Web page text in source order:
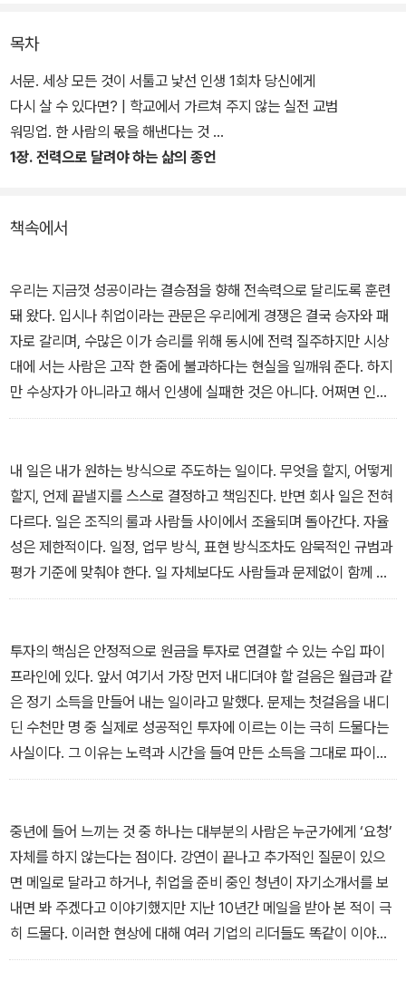
커리어를 설계하고 이어 나가는 법, 돈을 벌고 관리하는 법, 자신을 지
키는 법, 타인과 상호작용하며 일하고 성장하는 법 등과 같이 직업인
이자 생활인으로서 자기 몫의 삶을 설계하고 꾸려 가기 위해 꼭 필요
한 지식을 망라했다. 직업 전문성, 재정 관리, 관계 관리와 커뮤니케이
목차
서문. 세상 모든 것이 서툴고 낯선 인생 1회차 당신에게
다시 살 수 있다면? | 학교에서 가르쳐 주지 않는 실전 교범
워밍업. 한 사람의 몫을 해낸다는 것
1장. 전력으로 달려야 하는 삶의 종언
책속에서
우리는 지금껏 성공이라는 결승점을 향해 전속력으로 달리도록 훈련
돼 왔다. 입시나 취업이라는 관문은 우리에게 경쟁은 결국 승자와 패
자로 갈리며, 수많은 이가 승리를 위해 동시에 전력 질주하지만 시상
대에 서는 사람은 고작 한 줌에 불과하다는 현실을 일깨워 준다. 하지
만 수상자가 아니라고 해서 인생에 실패한 것은 아니다. 어쩌면 인생
의 성패는 달리는 속도보다 결승점을 통과하고 나서도 계속 땅을 딛
워밍업. 한 사람의 몫을 해낸다는 것’에서
내 일은 내가 원하는 방식으로 주도하는 일이다. 무엇을 할지, 어떻게
할지, 언제 끝낼지를 스스로 결정하고 책임진다. 반면 회사 일은 전혀
다르다. 일은 조직의 룰과 사람들 사이에서 조율되며 돌아간다. 자율
성은 제한적이다. 일정, 업무 방식, 표현 방식조차도 암묵적인 규범과
평가 기준에 맞춰야 한다. 일 자체보다도 사람들과 문제없이 함께 일
하는 능력이 성과를 좌우할 때가 많다.
투자의 핵심은 안정적으로 원금을 투자로 연결할 수 있는 수입 파이
프라인에 있다. 앞서 여기서 가장 먼저 내디뎌야 할 걸음은 월급과 같
은 정기 소득을 만들어 내는 일이라고 말했다. 문제는 첫걸음을 내디
딘 수천만 명 중 실제로 성공적인 투자에 이르는 이는 극히 드물다는
사실이다. 그 이유는 노력과 시간을 들여 만든 소득을 그대로 파이프
라인에 투입하지 않고 중간에 어디론가 새어 나가게 방치하기 때문이
다.
‘2강. 경제적 자립’에서
중년에 들어 느끼는 것 중 하나는 대부분의 사람은 누군가에게 ‘요청’
자체를 하지 않는다는 점이다. 강연이 끝나고 추가적인 질문이 있으
면 메일로 달라고 하거나, 취업을 준비 중인 청년이 자기소개서를 보
내면 봐 주겠다고 이야기했지만 지난 10년간 메일을 받아 본 적이 극
히 드물다. 이러한 현상에 대해 여러 기업의 리더들도 똑같이 이야기
한다. 도움을 요청하면 도와줄 준비가 되어 있는데 단지 요청하는 사